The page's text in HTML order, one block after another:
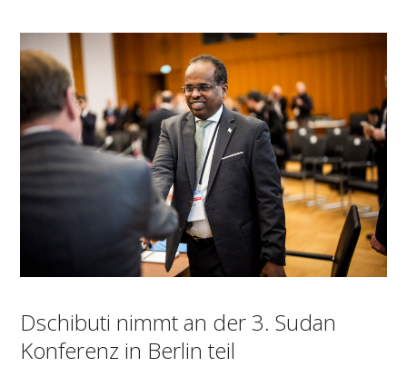
Dschibuti nimmt an der 3. Sudan
Konferenz in Berlin teil